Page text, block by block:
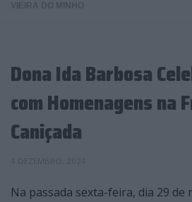
Dona Ida Barbosa
com Homenagens na
Caniçada
Na passada sexta-feira, dia 29 de